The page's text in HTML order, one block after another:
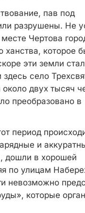
пав под
разрушены. Не
Чертова
ханства, которое
эти земли
село
двух тысяч
преобразовано в
период
и
дошли в хорошей
по улицам
невозможно
которые